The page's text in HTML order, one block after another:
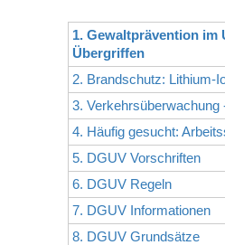
1. Gewaltprävention im
Übergriffen
2. Brandschutz: Lithium-
3. Verkehrsüberwachung
4. Häufig gesucht:
5. DGUV Vorschriften
6. DGUV Regeln
7. DGUV Informationen
8. DGUV Grundsätze